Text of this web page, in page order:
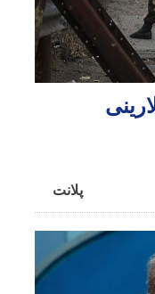
پلانت